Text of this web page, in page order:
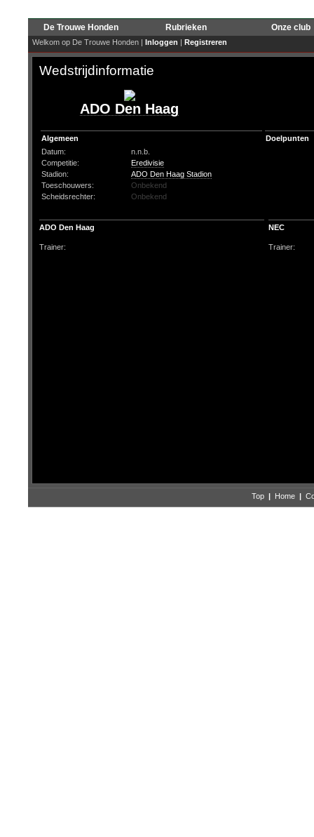
De Trouwe Honden Rubrieken Onze club
Welkom op De Trouwe Honden | Inloggen | Registreren
Wedstrijdinformatie
ADO Den Haag
Algemeen
Datum:
n.n.b.
Competitie:
Eredivisie
Stadion:
ADO Den Haag Stadion
Toeschouwers:
Onbekend
Scheidsrechter:
Onbekend
Doelpunten
ADO Den Haag NEC
Trainer: Trainer:
Top | Home |